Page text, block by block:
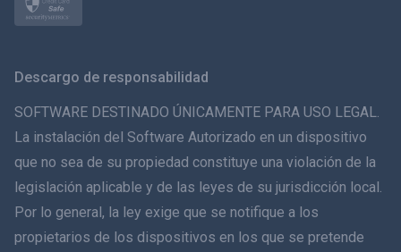
ภาษาไทย
Dansk
हिंदी
Descargo de responsabilidad
SOFTWARE DESTINADO ÚNICAMENTE PARA USO LEGAL.
La instalación del Software Autorizado en un dispositivo
que no sea de su propiedad constituye una violación de la
legislación aplicable y de las leyes de su jurisdicción local.
Por lo general, la ley exige que se notifique a los
propietarios de los dispositivos en los que se pretende